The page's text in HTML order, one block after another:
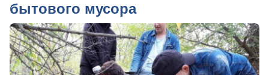
бытового мусора